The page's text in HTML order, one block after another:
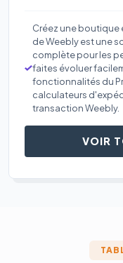
Créez une boutique
de Weebly est une
complète pour les
faites évoluer
fonctionnalités du
calculateurs
transaction Weebly.
VOIR